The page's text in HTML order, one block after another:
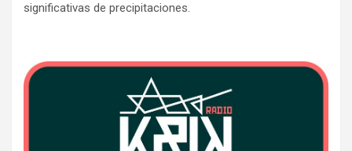
significativas de precipitaciones.